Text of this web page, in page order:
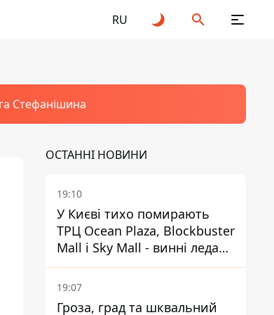
RU
Стефанішина
ОСТАННІ НОВИНИ
19:10
У Києві тихо помирають
ТРЦ Ocean Plaza, Blockbuster
Mall і Sky Mall - винні ледачі
менеджери й канібалізм
19:07
Гроза, град та шквальний